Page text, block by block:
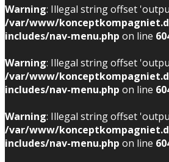
Warning: Illegal string offset
/var/www/
includes/nav-menu.php on line
Warning: Illegal string offset
/var/www/
includes/nav-menu.php on line
Warning: Illegal string offset
/var/www/
includes/nav-menu.php on line